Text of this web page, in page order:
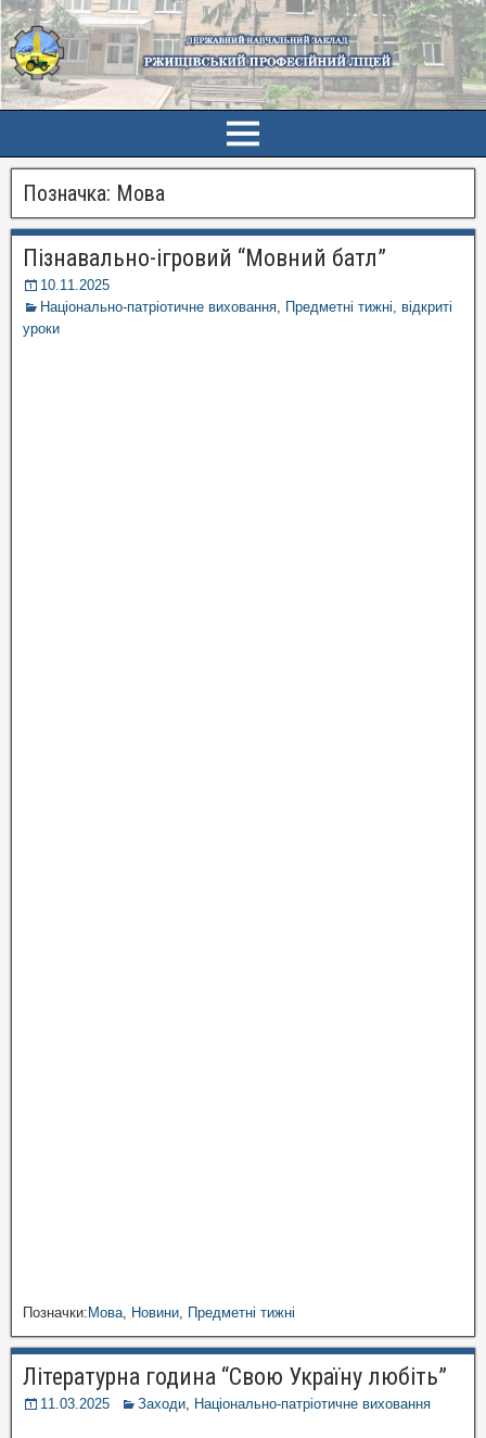
Позначка: Мова
Пізнавально-ігровий “Мовний батл”
10.11.2025
Національно-патріотичне виховання Предметні тижні, відкриті
уроки
Позначки:Мова Новини Предметні тижні
Літературна година “Свою Україну любіть”
11.03.2025 Заходи Національно-патріотичне виховання